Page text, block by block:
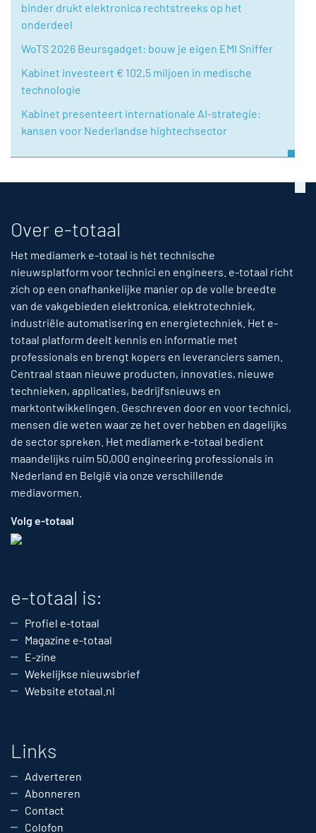
binder drukt elektronica rechtstreeks op het
onderdeel
WoTS 2026 Beursgadget: bouw je eigen EMI Sniffer
Kabinet investeert € 102,5 miljoen in medische
technologie
Kabinet presenteert internationale AI-strategie:
kansen voor Nederlandse hightechsector
Over e-totaal
Het mediamerk e-totaal is hét technische
nieuwsplatform voor technici en engineers. e-totaal richt
zich op een onafhankelijke manier op de volle breedte
van de vakgebieden elektronica, elektrotechniek,
industriële automatisering en energietechniek. Het e-
totaal platform deelt kennis en informatie met
professionals en brengt kopers en leveranciers samen.
Centraal staan nieuwe producten, innovaties, nieuwe
technieken, applicaties, bedrijfsnieuws en
marktontwikkelingen. Geschreven door en voor technici,
mensen die weten waar ze het over hebben en dagelijks
de sector spreken. Het mediamerk e-totaal bedient
maandelijks ruim 50,000 engineering professionals in
Nederland en België via onze verschillende
mediavormen.
Volg e-totaal
e-totaal is:
Profiel e-totaal
Magazine e-totaal
E-zine
Wekelijkse nieuwsbrief
Website etotaal.nl
Links
Adverteren
Abonneren
Contact
Colofon